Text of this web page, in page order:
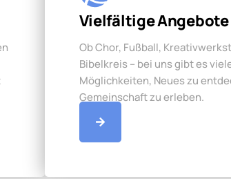
Vielfältige Angebote
Ob Chor, Fußball,
Bibelkreis – bei uns gibt es
Möglichkeiten, Neues zu
Gemeinschaft zu erleben.